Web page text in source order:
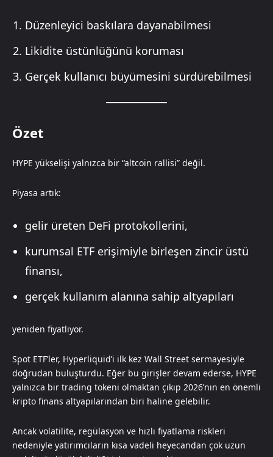
Düzenleyici baskılara dayanabilmesi
Likidite üstünlüğünü koruması
Gerçek kullanıcı büyümesini sürdürebilmesi
Özet
HYPE yükselişi yalnızca bir “altcoin rallisi” değil.
Piyasa artık:
gelir üreten DeFi protokollerini,
kurumsal ETF erişimiyle birleşen zincir üstü
finansı,
gerçek kullanım alanına sahip altyapıları
yeniden fiyatlıyor.
Spot ETF’ler, Hyperliquid’i ilk kez Wall Street sermayesiyle
doğrudan buluşturdu. Eğer bu girişler devam ederse, HYPE
yalnızca bir trading tokeni olmaktan çıkıp 2026’nın en önemli
kripto finans altyapılarından biri haline gelebilir.
Ancak volatilite, regülasyon ve hızlı fiyatlama riskleri
nedeniyle yatırımcıların kısa vadeli heyecandan çok uzun